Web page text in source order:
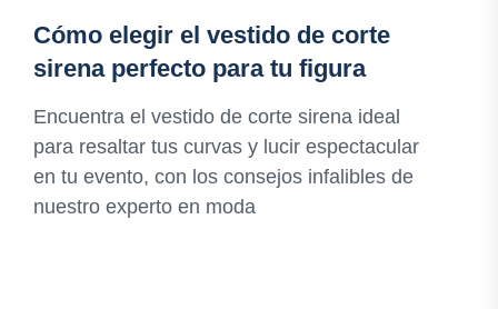
Cómo elegir el vestido de corte
sirena perfecto para tu figura
Encuentra el vestido de corte sirena ideal
para resaltar tus curvas y lucir espectacular
en tu evento, con los consejos infalibles de
nuestro experto en moda